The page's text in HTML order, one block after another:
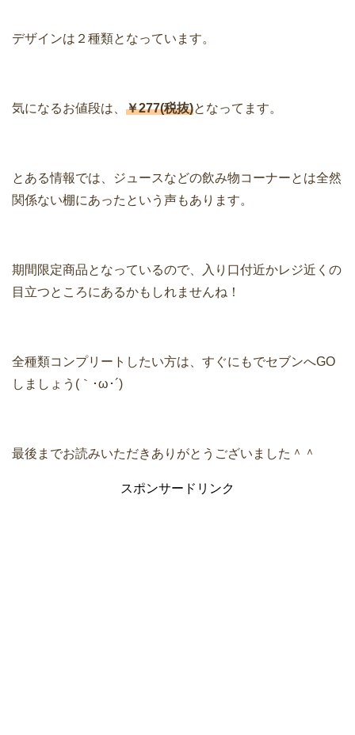
デザインは２種類となっています。
気になるお値段は、 ￥277(税抜)となってます。
とある情報では、ジュースなどの飲み物コーナーとは全然
関係ない棚にあったという声もあります。
期間限定商品となっているので、入り口付近かレジ近くの
目立つところにあるかもしれませんね！
全種類コンプリートしたい方は、すぐにもでセブンへGO
しましょう(｀･ω･´)
最後までお読みいただきありがとうございました＾＾
スポンサードリンク